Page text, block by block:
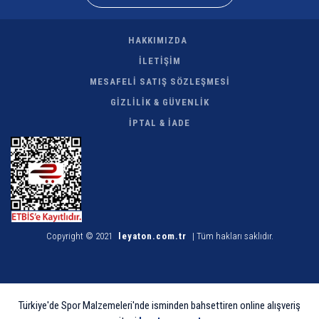
HAKKIMIZDA
İLETİŞİM
MESAFELİ SATIŞ SÖZLEŞMESİ
GİZLİLİK & GÜVENLİK
İPTAL & İADE
Copyright © 2021 leyaton.com.tr | Tüm hakları saklıdır.
Türkiye'de Spor Malzemeleri'nde isminden bahsettiren online alışveriş